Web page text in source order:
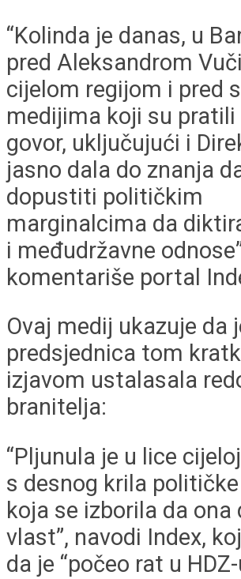
“Kolinda je danas, u
pred Aleksandrom
cijelom regijom i pred
medijima koji su pratili
govor, uključujući i
jasno dala do znanja
dopustiti političkim
marginalcima da
i međudržavne
komentariše portal
Ovaj medij ukazuje da
predsjednica tom
izjavom ustalasala
branitelja:
“Pljunula je u lice
s desnog krila
koja se izborila da ona
vlast”, navodi Index,
da je “počeo rat u HDZ-